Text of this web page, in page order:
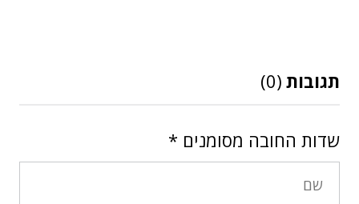
תגובות (0)
שדות החובה מסומנים *